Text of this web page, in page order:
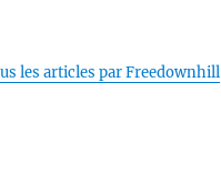
les articles par Freedownhill